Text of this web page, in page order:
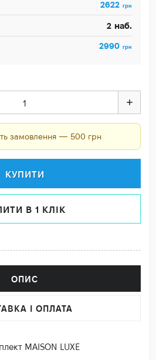
2622 грн
2 наб.
2990 грн
замовлення — 500 грн
КУПИТИ
В 1 КЛІК
ОПИС
І ОПЛАТА
MAISON LUXE